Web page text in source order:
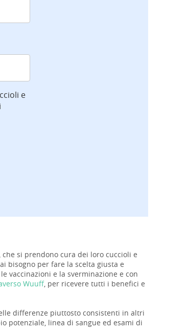
e
si prendono cura dei loro cuccioli e
bisogno per fare la scelta giusta e
vaccinazioni e la sverminazione e con
Wuuff, per ricevere tutti i benefici e
differenze piuttosto consistenti in altri
potenziale, linea di sangue ed esami di